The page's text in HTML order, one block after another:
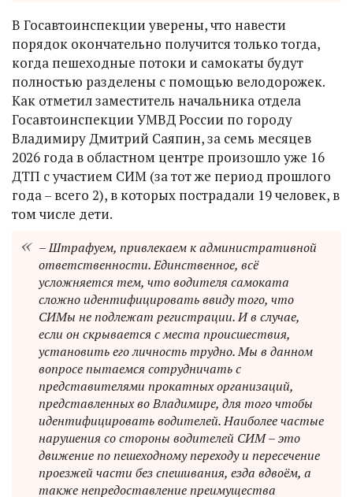
В Госавтоинспекции уверены, что навести
порядок окончательно получится только тогда,
когда пешеходные потоки и самокаты будут
полностью разделены с помощью велодорожек.
Как отметил заместитель начальника отдела
Госавтоинспекции УМВД России по городу
Владимиру Дмитрий Саяпин, за семь месяцев
2026 года в областном центре произошло уже 16
ДТП с участием СИМ (за тот же период прошлого
года – всего 2), в которых пострадали 19 человек, в
том числе дети.
– Штрафуем, привлекаем к административной
ответственности. Единственное, всё
усложняется тем, что водителя самоката
сложно идентифицировать ввиду того, что
СИМы не подлежат регистрации. И в случае,
если он скрывается с места происшествия,
установить его личность трудно. Мы в данном
вопросе пытаемся сотрудничать с
представителями прокатных организаций,
представленных во Владимире, для того чтобы
идентифицировать водителей. Наиболее частые
нарушения со стороны водителей СИМ – это
движение по пешеходному переходу и пересечение
проезжей части без спешивания, езда вдвоём, а
также непредоставление преимущества